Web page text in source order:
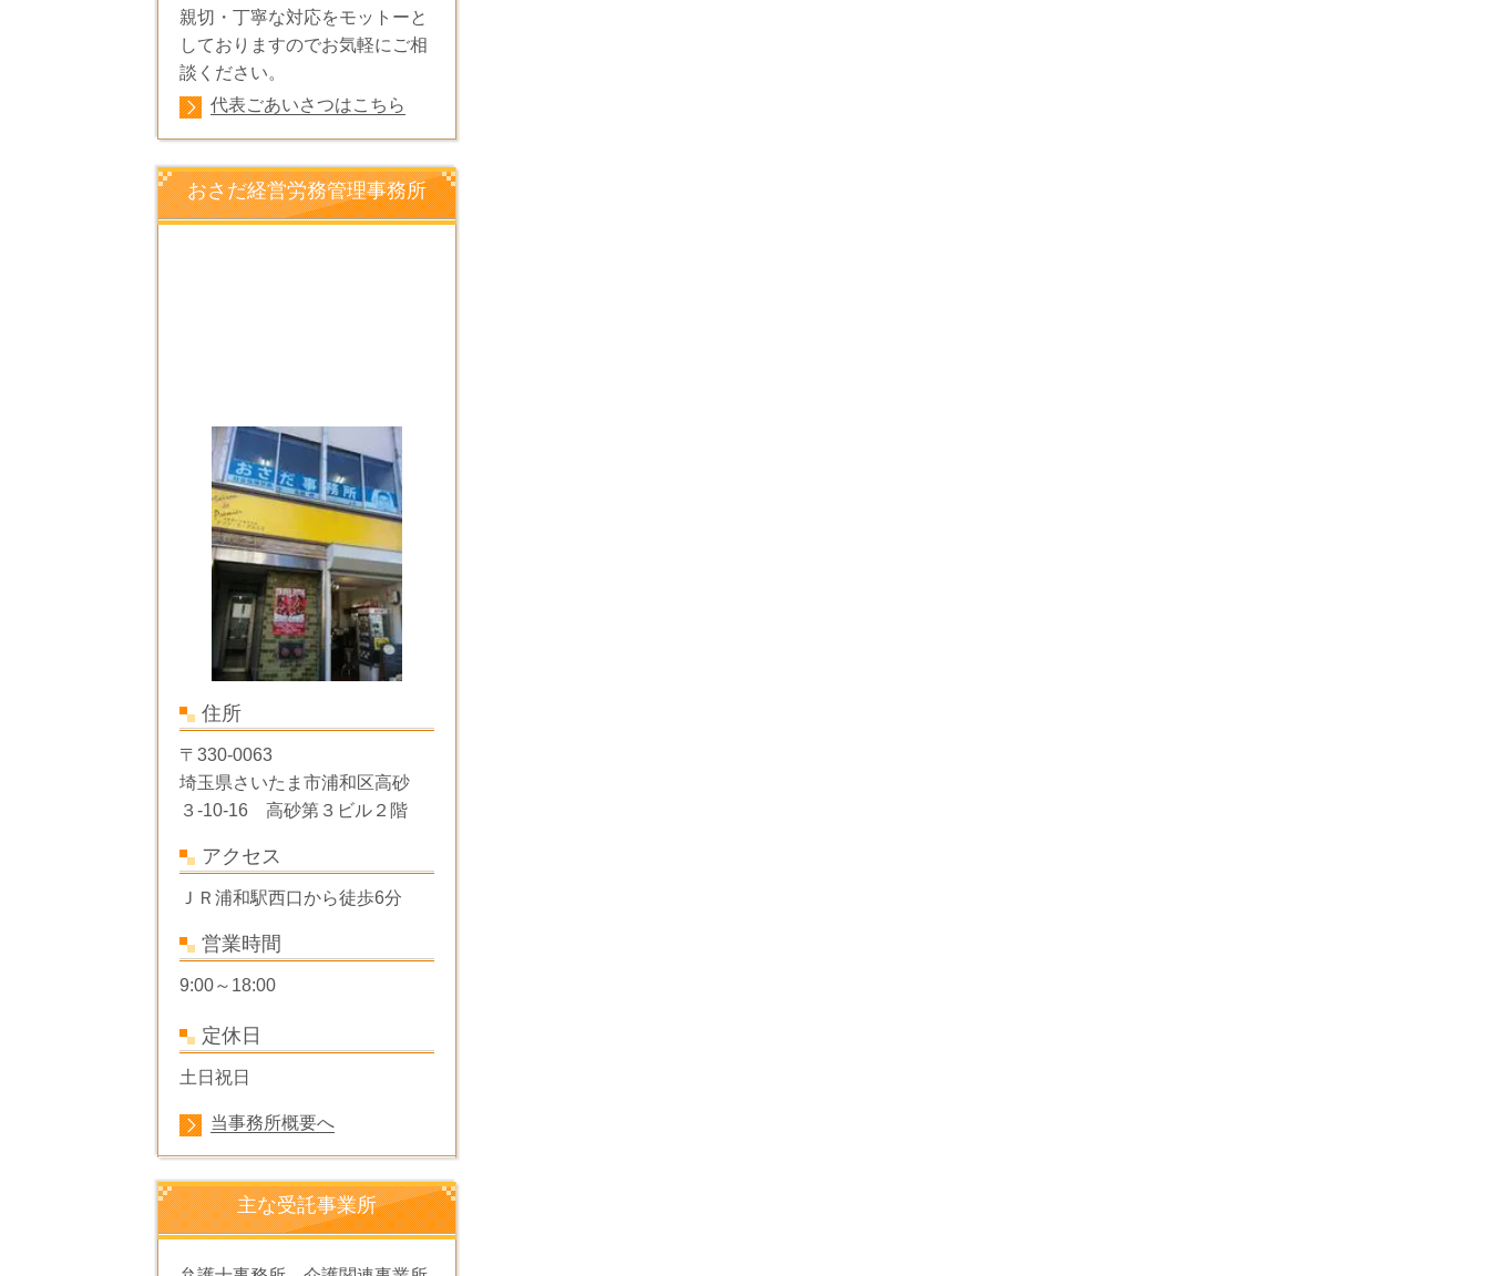
親切・丁寧な対応をモットーと
しておりますのでお気軽にご相
談ください。
代表ごあいさつはこちら
おさだ経営労務管理事務所
住所
〒330-0063
埼玉県さいたま市浦和区高砂
３-10-16 高砂第３ビル２階
アクセス
ＪＲ浦和駅西口から徒歩6分
営業時間
9:00～18:00
定休日
土日祝日
当事務所概要へ
主な受託事業所